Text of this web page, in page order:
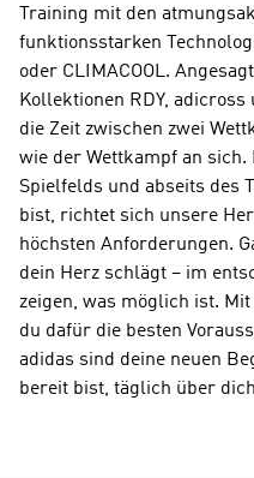
Training mit den
funktionsstarken
oder CLIMACOOL.
Kollektionen RDY,
die Zeit zwischen zwei
wie der Wettkampf an
Spielfelds und abseits des
bist, richtet sich unsere
höchsten Anforderungen.
dein Herz schlägt – im
zeigen, was möglich ist.
du dafür die besten
adidas sind deine neuen
bereit bist, täglich über